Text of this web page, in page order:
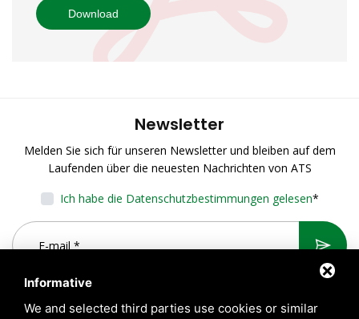
Download
Newsletter
Melden Sie sich für unseren Newsletter und bleiben auf dem
Laufenden über die neuesten Nachrichten von ATS
Ich habe die Datenschutzbestimmungen gelesen*
Informative
We and selected third parties use cookies or similar